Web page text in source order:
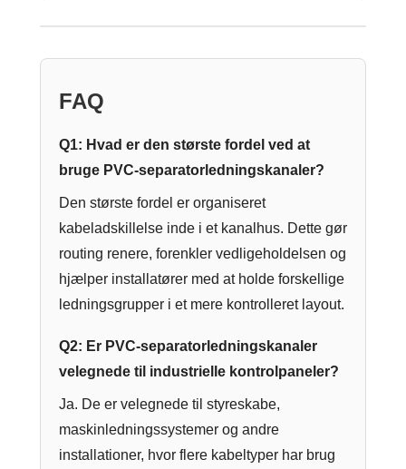
FAQ
Q1: Hvad er den største fordel ved at
bruge PVC-separatorledningskanaler?
Den største fordel er organiseret
kabeladskillelse inde i et kanalhus. Dette gør
routing renere, forenkler vedligeholdelsen og
hjælper installatører med at holde forskellige
ledningsgrupper i et mere kontrolleret layout.
Q2: Er PVC-separatorledningskanaler
velegnede til industrielle kontrolpaneler?
Ja. De er velegnede til styreskabe,
maskinledningssystemer og andre
installationer, hvor flere kabeltyper har brug